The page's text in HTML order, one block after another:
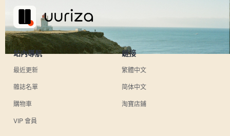
站內導航
最近更新
雜誌名單
購物車
VIP 會員
鏈接
繁體中文
简体中文
淘寶店鋪